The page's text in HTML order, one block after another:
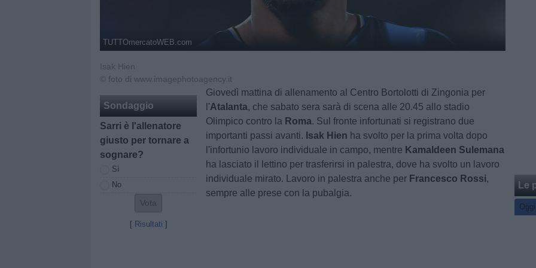
TUTTOmercatoWEB.com
Isak Hien
© foto di www.imagephotoagency.it
Sondaggio
Sarri è l'allenatore
giusto per tornare a
sognare?
Sì
No
[ Risultati ]
Giovedì mattina di allenamento al Centro Bortolotti di Zingonia per
l'Atalanta, che sabato sera sarà di scena alle 20.45 allo stadio
Olimpico contro la Roma. Sul fronte infortunati si registrano due
importanti passi avanti. Isak Hien ha svolto per la prima volta dopo
l'infortunio lavoro individuale in campo, mentre Kamaldeen Sulemana
ha lasciato il lettino per trasferirsi in palestra, dove ha svolto un lavoro
individuale mirato. Lavoro in palestra anche per Francesco Rossi,
sempre alle prese con la pubalgia.
Le
Oggi